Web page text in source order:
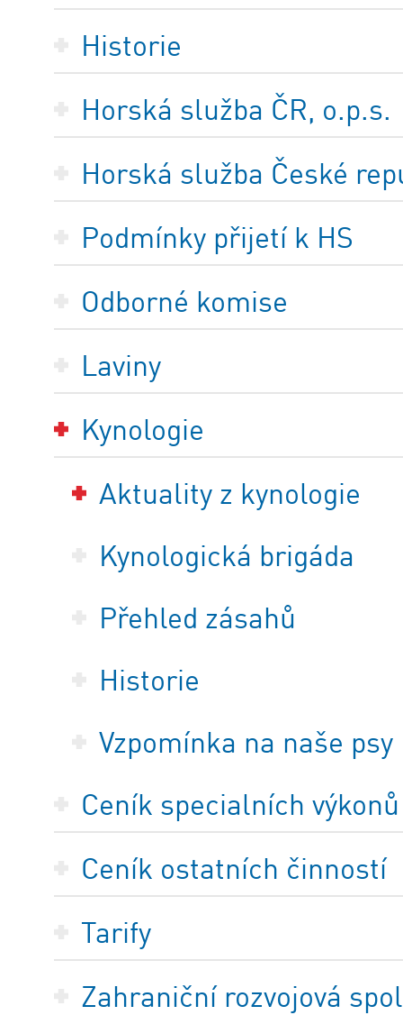
Historie
Horská služba ČR, o.p.s.
Horská služba České
Podmínky přijetí k HS
Odborné komise
Laviny
Kynologie
Aktuality z kynologie
Kynologická brigáda
Přehled zásahů
Historie
Vzpomínka na naše psy
Ceník specialních výkonů
Ceník ostatních činností
Tarify
Zahraniční rozvojová